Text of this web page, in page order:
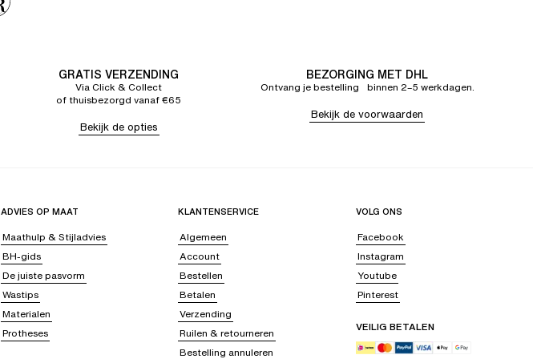
GRATIS VERZENDING
Via Click & Collect
of thuisbezorgd vanaf €65
Bekijk de opties
BEZORGING MET DHL
Ontvang je bestelling binnen 2–5 werkdagen.
Bekijk de voorwaarden
ADVIES OP MAAT
Maathulp & Stijladvies
BH-gids
De juiste pasvorm
Wastips
Materialen
Protheses
KLANTENSERVICE
Algemeen
Account
Bestellen
Betalen
Verzending
Ruilen & retourneren
Bestelling annuleren
VOLG ONS
Facebook
Instagram
Youtube
Pinterest
VEILIG BETALEN